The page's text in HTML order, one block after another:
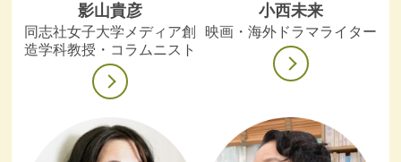
影山貴彦
同志社女子大学メディア創
造学科教授・コラムニスト
小西未来
映画・海外ドラマライター